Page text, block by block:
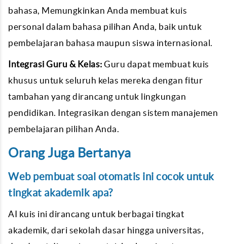
bahasa, Memungkinkan Anda membuat kuis
personal dalam bahasa pilihan Anda, baik untuk
pembelajaran bahasa maupun siswa internasional.
Integrasi Guru & Kelas: Guru dapat membuat kuis
khusus untuk seluruh kelas mereka dengan fitur
tambahan yang dirancang untuk lingkungan
pendidikan. Integrasikan dengan sistem manajemen
pembelajaran pilihan Anda.
Orang Juga Bertanya
Web pembuat soal otomatis ini cocok untuk
tingkat akademik apa?
AI kuis ini dirancang untuk berbagai tingkat
akademik, dari sekolah dasar hingga universitas,